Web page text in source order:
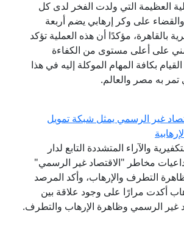
العظيمة التي ولدت الفخر لدى كل
على وكر إرهابي يضم أربعة
بالقاهرة، مؤكدًا أن هذه العملية تؤكد
على أعلى مستوى من الكفاءة
بكافة المهام الموكلة إليه في هذا
به مصر والعالم.
غير الرسمي يمثل شبكة تمويل
والآراء المتشددة التابع لدار
مخاطر "الاقتصاد غير الرسمي"
التطرف والإرهاب، وأكد المرصد
أكدت مرارًا على وجود علاقة بين
غير الرسمي وظاهرة الإرهاب والتطرف.